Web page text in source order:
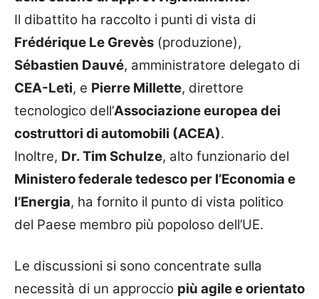
Il dibattito ha raccolto i punti di vista di
Frédérique Le Grevès (produzione),
Sébastien Dauvé, amministratore delegato di
CEA-Leti, e Pierre Millette, direttore
tecnologico dell’Associazione europea dei
costruttori di automobili (ACEA).
Inoltre, Dr. Tim Schulze, alto funzionario del
Ministero federale tedesco per l’Economia e
l’Energia, ha fornito il punto di vista politico
del Paese membro più popoloso dell’UE.
Le discussioni si sono concentrate sulla
necessità di un approccio più agile e orientato